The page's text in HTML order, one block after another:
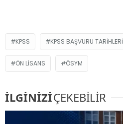
KPSS KPSS BAŞVURU TARIHLERI
ÖN LISANS ÖSYM
İLGİNİZİÇEKEBİLİR